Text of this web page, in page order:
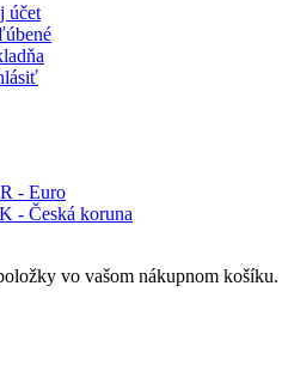
účet
- Euro
- Česká koruna
vo vašom nákupnom košíku.